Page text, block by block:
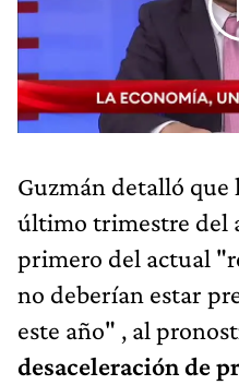
Guzmán detalló que
último trimestre del
primero del actual
no deberían estar
este año" , al
desaceleración de